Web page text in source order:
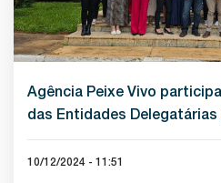
Agência Peixe Vivo
das Entidades
10/12/2024 - 11:51